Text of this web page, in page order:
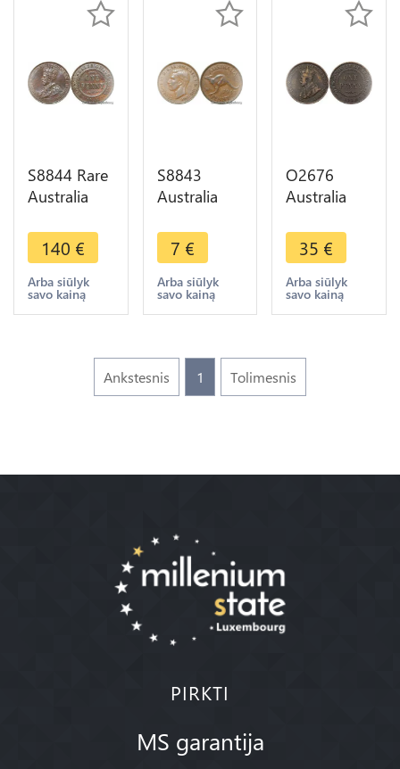
S8844 Rare
Australia
George VI
1936 AU
UNC ! -
>Make
140 €
Arba siūlyk
savo kainą
S8843
Australia
George VI
Kangourou
1943 -
>Make
7 €
Arba siūlyk
savo kainą
O2676
Australia
George V
1911 -
>Make
offer
35 €
Arba siūlyk
savo kainą
Ankstesnis 1 Tolimesnis
PIRKTI
MS garantija